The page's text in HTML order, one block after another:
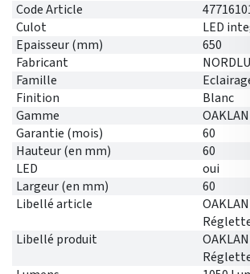
Code Article
Culot
LED
Epaisseur (mm)
650
Fabricant
Famille
Finition
Blanc
Gamme
Garantie (mois)
60
Hauteur (en mm)
60
LED
oui
Largeur (en mm)
60
Libellé article
Libellé produit